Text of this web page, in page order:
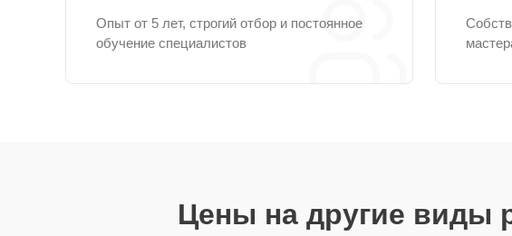
Опыт от 5 лет, строгий отбор и постоянное
обучение специалистов
Цены на другие виды